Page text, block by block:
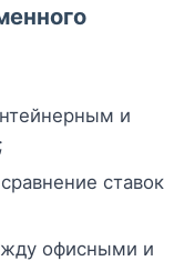
и
ставок
офисными и